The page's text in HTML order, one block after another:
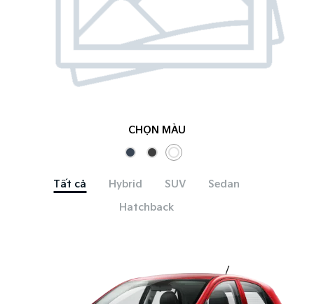
CHỌN MÀU
Tất cả Hybrid SUV
Sedan
Hatchback